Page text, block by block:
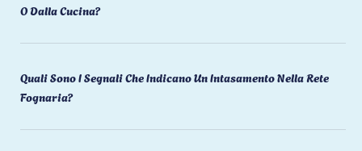
O Dalla Cucina?
Quali Sono I Segnali Che Indicano Un Intasamento Nella Rete
Fognaria?